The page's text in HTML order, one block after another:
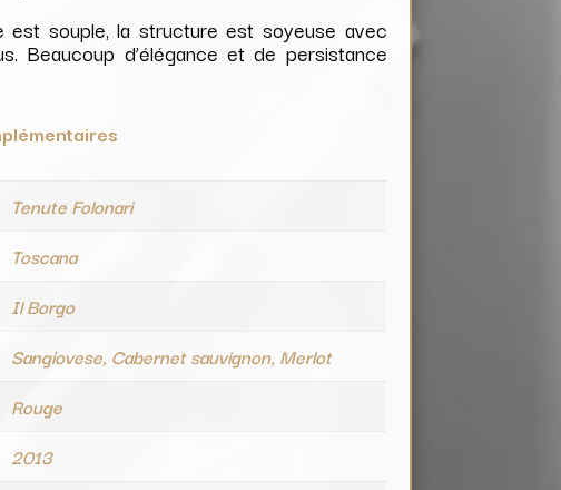
est souple, la structure est soyeuse avec
Beaucoup d’élégance et de persistance
Tenute Folonari
Toscana
Il Borgo
Sangiovese, Cabernet sauvignon, Merlot
Rouge
2013